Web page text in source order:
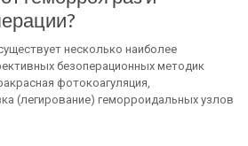
несколько наиболее
безоперационных методик
фотокоагуляция,
(легирование) геморроидальных узлов